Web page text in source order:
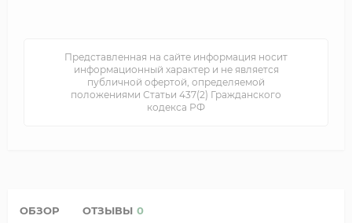
Представленная на сайте информация носит
информационный характер и не является
публичной офертой, определяемой
положениями Статьи 437(2) Гражданского
кодекса РФ
ОБЗОР ОТЗЫВЫ 0